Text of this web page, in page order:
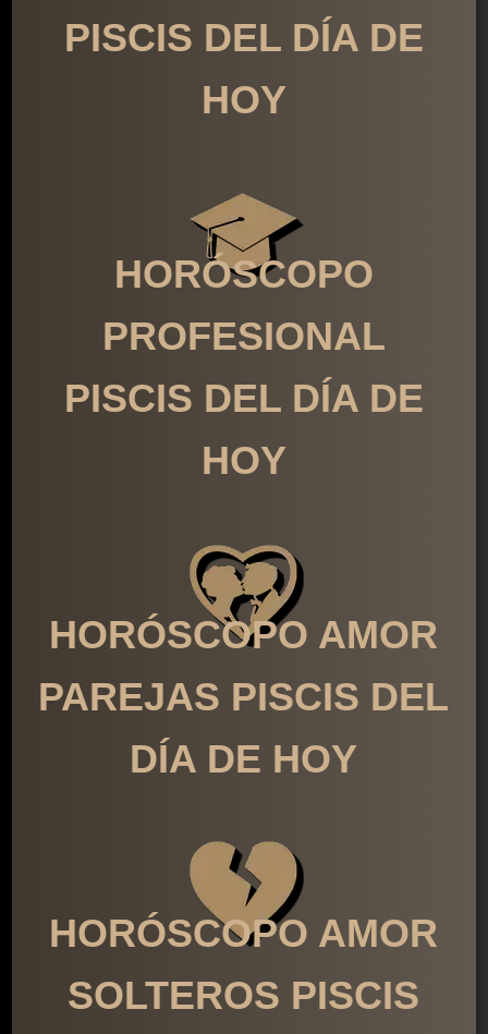
PISCIS DEL DÍA DE
HOY
HORÓSCOPO
PROFESIONAL
PISCIS DEL DÍA DE
HOY
HORÓSCOPO AMOR
PAREJAS PISCIS DEL
DÍA DE HOY
HORÓSCOPO AMOR
SOLTEROS PISCIS